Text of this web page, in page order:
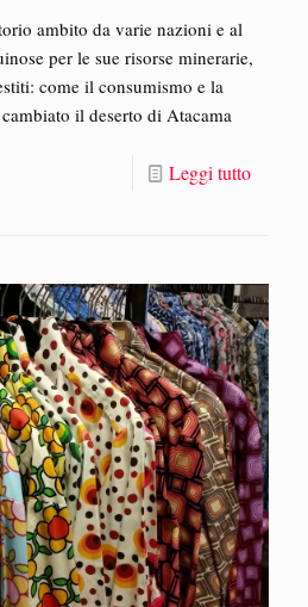
ambito da varie nazioni e al
per le sue risorse minerarie,
come il consumismo e la
il deserto di Atacama
Leggi tutto